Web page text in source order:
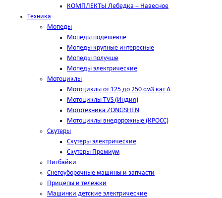
КОМПЛЕКТЫ Лебедка + Навесное
Техника
Мопеды
Мопеды подешевле
Мопеды крупные интересные
Мопеды получше
Мопеды электрические
Мотоциклы
Мотоциклы от 125 до 250 см3 кат А
Мотоциклы TVS (Индия)
Мототехника ZONGSHEN
Мотоциклы внедорожные (КРОСС)
Скутеры
Скутеры электрические
Скутеры Премиум
Питбайки
Снегоуборочные машины и запчасти
Прицепы и тележки
Машинки детские электрические